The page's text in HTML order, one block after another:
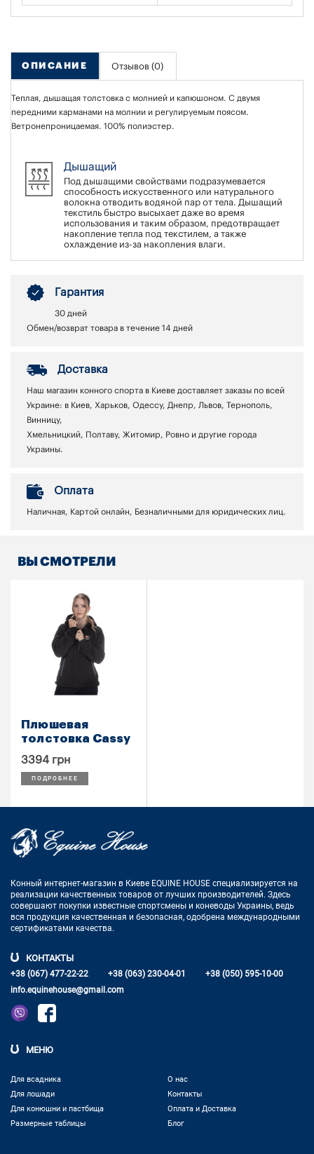
ОПИСАНИЕ Отзывов (0)
Теплая, дышащая толстовка с молнией и капюшоном. С двумя
передними карманами на молнии и регулируемым поясом.
Ветронепроницаемая. 100% полиэстер.
Дышащий
Под дышащими свойствами подразумевается
способность искусственного или натурального
волокна отводить водяной пар от тела. Дышащий
текстиль быстро высыхает даже во время
использования и таким образом, предотвращает
накопление тепла под текстилем, а также
охлаждение из-за накопления влаги.
Гарантия
30 дней
Обмен/возврат товара в течение 14 дней
Доставка
Наш магазин конного спорта в Киеве доставляет заказы по всей
Украине: в Киев, Харьков, Одессу, Днепр, Львов, Тернополь,
Винницу,
Хмельницкий, Полтаву, Житомир, Ровно и другие города
Украины.
Оплата
Наличная, Картой онлайн, Безналичными для юридических лиц.
ВЫ СМОТРЕЛИ
Плюшевая
толстовка Cassy
3394 грн
ПОДРОБНЕЕ
Конный интернет-магазин в Киеве EQUINE HOUSE специализируется на
реализации качественных товаров от лучших производителей. Здесь
совершают покупки известные спортсмены и коневоды Украины, ведь
вся продукция качественная и безопасная, одобрена международными
сертификатами качества.
КОНТАКТЫ
+38 (067) 477-22-22 +38 (063) 230-04-01
+38 (050) 595-10-00
info.equinehouse@gmail.com
МЕНЮ
Для всадника
Для лошади
Для конюшни и пастбища
Размерные таблицы
О нас
Контакты
Оплата и Доставка
Блог